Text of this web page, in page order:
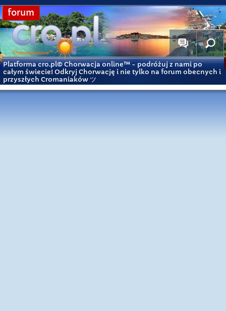
forum
Platforma cro.pl© Chorwacja online™ - podróżuj z nami po
całym świecie! Odkryj Chorwację i nie tylko na forum obecnych i
przyszłych Cromaniaków ツ